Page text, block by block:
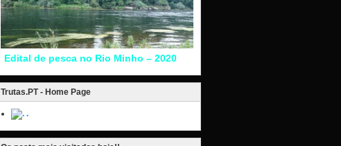
Edital de pesca no Rio Minho – 2020
Trutas.PT - Home Page
.